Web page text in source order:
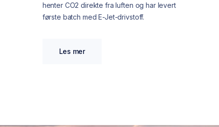
henter CO2 direkte fra luften og har levert
første batch med E-Jet-drivstoff.
Les mer